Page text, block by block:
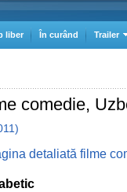
liber În curând Trailer
comedie,
detaliată filme